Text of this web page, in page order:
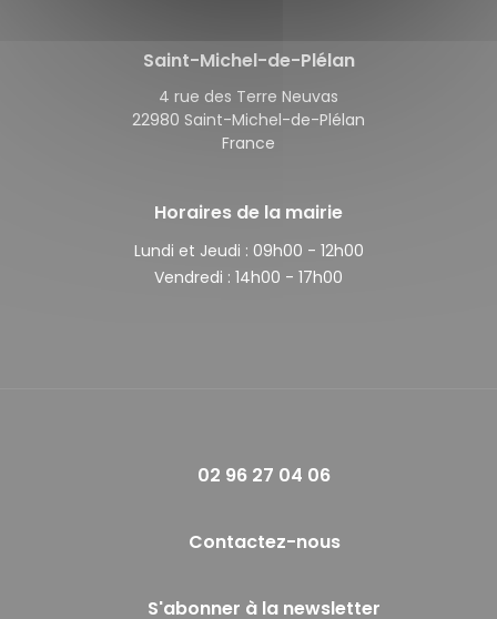
Saint-Michel-de-Plélan
4 rue des Terre Neuvas
22980 Saint-Michel-de-Plélan
France
Horaires de la mairie
Lundi et Jeudi : 09h00 - 12h00
Vendredi : 14h00 - 17h00
02 96 27 04 06
Contactez-nous
S'abonner à la newsletter